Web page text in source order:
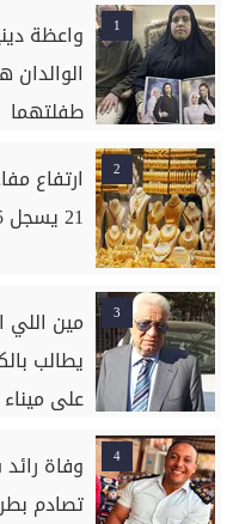
1
واعظة
الوالدان
طفلتهما
2
ارتفاع
21 يسجل 6115 جنيهًا
3
مين اللي
يطالب
على
4
تصادم